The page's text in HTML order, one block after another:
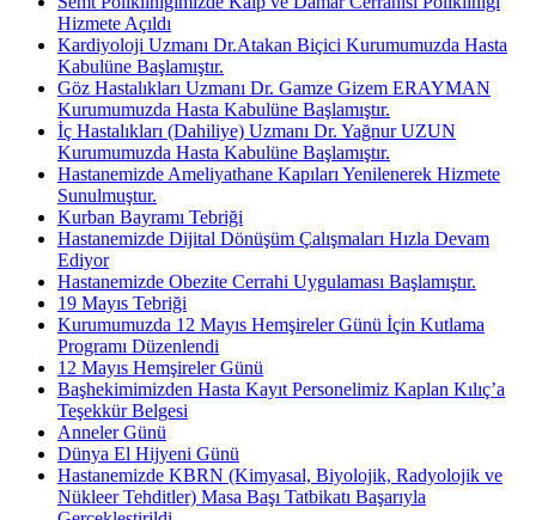
Hizmete Açıldı
Kardiyoloji Uzmanı Dr.Atakan Biçici Kurumumuzda Hasta
Kabulüne Başlamıştır.
Göz Hastalıkları Uzmanı Dr. Gamze Gizem ERAYMAN
Kurumumuzda Hasta Kabulüne Başlamıştır.
İç Hastalıkları (Dahiliye) Uzmanı Dr. Yağnur UZUN
Kurumumuzda Hasta Kabulüne Başlamıştır.
Hastanemizde Ameliyathane Kapıları Yenilenerek Hizmete
Sunulmuştur.
Kurban Bayramı Tebriği
Hastanemizde Dijital Dönüşüm Çalışmaları Hızla Devam
Ediyor
Hastanemizde Obezite Cerrahi Uygulaması Başlamıştır.
19 Mayıs Tebriği
Kurumumuzda 12 Mayıs Hemşireler Günü İçin Kutlama
Programı Düzenlendi
12 Mayıs Hemşireler Günü
Başhekimimizden Hasta Kayıt Personelimiz Kaplan Kılıç’a
Teşekkür Belgesi
Anneler Günü
Dünya El Hijyeni Günü
Hastanemizde KBRN (Kimyasal, Biyolojik, Radyolojik ve
Nükleer Tehditler) Masa Başı Tatbikatı Başarıyla